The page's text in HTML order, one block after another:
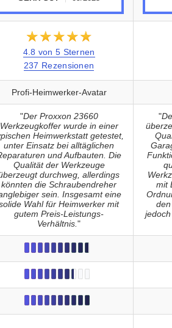
★★★★★
☆☆☆☆☆
4.8 von 5 Sternen
237 Rezensionen
Profi-Heimwerker-Avatar
"Der Proxxon 23660
Werkzeugkoffer wurde in einer
Heimwerkstatt getestet,
unter Einsatz bei alltäglichen
und Aufbauten. Die
Qualität der Werkzeuge
durchweg, allerdings
könnten die Schraubendreher
sein. Insgesamt eine
Wahl für Heimwerker mit
gutem Preis-Leistungs-
Verhältnis."
"
mit